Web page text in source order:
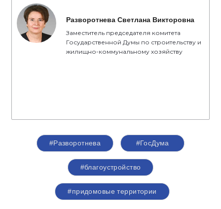
Разворотнева Светлана Викторовна
Заместитель председателя комитета
Государственной Думы по строительству и
жилищно-коммунальному хозяйству
#Разворотнева #ГосДума
#благоустройство
#придомовые территории